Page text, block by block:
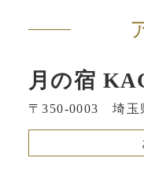
月の宿
〒350-0003 埼玉